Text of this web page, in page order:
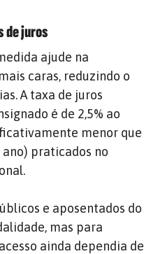
de juros
ajude na
caras, reduzindo o
A taxa de juros
é de 2,5% ao
menor que
ano) praticados no
e aposentados do
mas para
ainda dependia de